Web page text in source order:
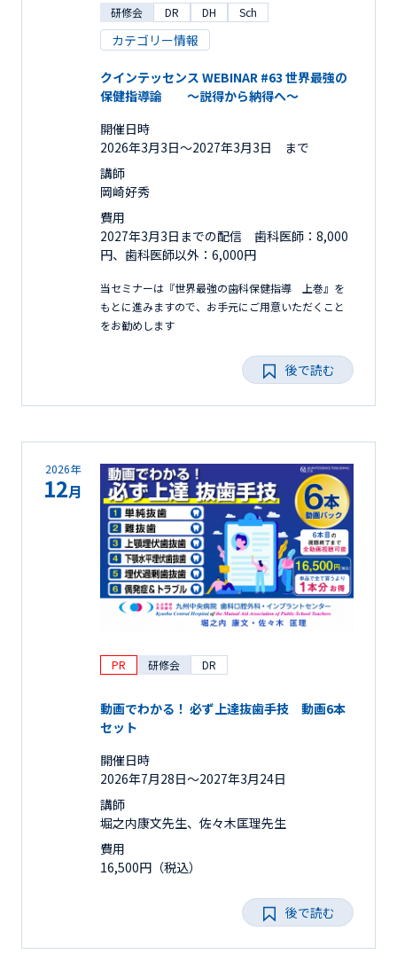
研修会 DR DH Sch
カテゴリー情報
クインテッセンス WEBINAR #63 世界最強の
保健指導論 ～説得から納得へ～
開催日時
2026年3月3日〜2027年3月3日 まで
講師
岡崎好秀
費用
2027年3月3日までの配信 歯科医師：8,000
円、歯科医師以外：6,000円
当セミナーは『世界最強の歯科保健指導 上巻』を
もとに進みますので、お手元にご用意いただくこと
をお勧めします
後で読む
2026年
12月
PR 研修会 DR
動画でわかる！ 必ず上達抜歯手技 動画6本
セット
開催日時
2026年7月28日〜2027年3月24日
講師
堀之内康文先生、佐々木匡理先生
費用
16,500円（税込）
後で読む